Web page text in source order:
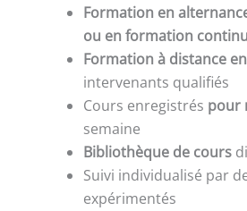
Formation en
ou en formation
Formation à distance
intervenants qualifiés
Cours enregistrés pour
semaine
Bibliothèque de cours
Suivi individualisé par
expérimentés